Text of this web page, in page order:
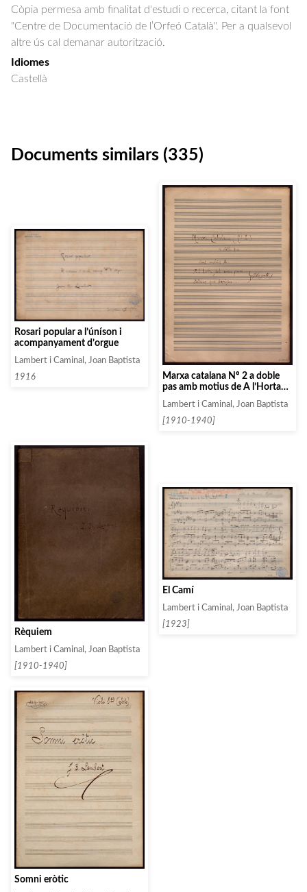
Còpia permesa amb finalitat d'estudi o recerca, citant la font
"Centre de Documentació de l’Orfeó Català". Per a qualsevol
altre ús cal demanar autorització.
Idiomes
Castellà
Documents similars (335)
Rosari popular a l’úníson i
acompanyament d’orgue
Lambert i Caminal, Joan Baptista
1916
Marxa catalana Nº 2 a doble
pas amb motius de A l’Horta
del meu pare i Fadrins que
festeijan (Urgell)
Lambert i Caminal, Joan Baptista
[1910-1940]
Rèquiem
Lambert i Caminal, Joan Baptista
[1910-1940]
El Camí
Lambert i Caminal, Joan Baptista
[1923]
Somni eròtic